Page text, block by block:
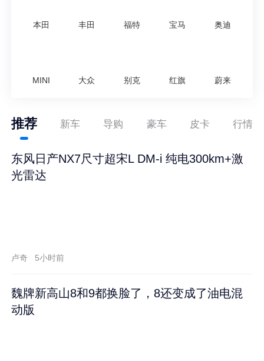
本田 丰田 福特 宝马 奥迪
MINI 大众 别克 红旗 蔚来
推荐 新车 导购 豪车 皮卡 行情
东风日产NX7尺寸超宋L DM-i 纯电300km+激
光雷达
卢奇 5小时前
魏牌新高山8和9都换脸了，8还变成了油电混
动版